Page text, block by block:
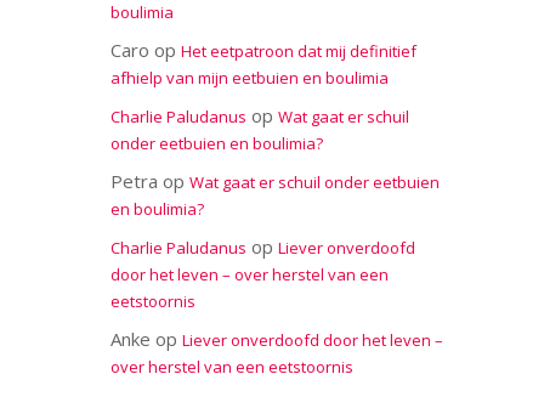
boulimia
Caro op Het eetpatroon dat mij definitief
afhielp van mijn eetbuien en boulimia
Charlie Paludanus op Wat gaat er schuil
onder eetbuien en boulimia?
Petra op Wat gaat er schuil onder eetbuien
en boulimia?
Charlie Paludanus op Liever onverdoofd
door het leven – over herstel van een
eetstoornis
Anke op Liever onverdoofd door het leven –
over herstel van een eetstoornis